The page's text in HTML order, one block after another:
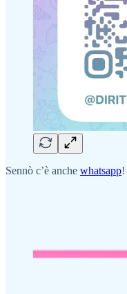
Sennò c’è anche whatsapp!